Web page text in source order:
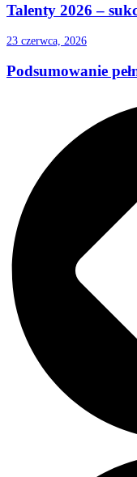
Talenty 2026 –
23 czerwca, 2026
Podsumowanie